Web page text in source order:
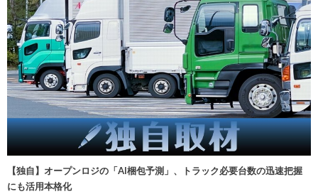
【独自】オープンロジの「AI梱包予測」、トラック必要台数の迅速把握
にも活用本格化